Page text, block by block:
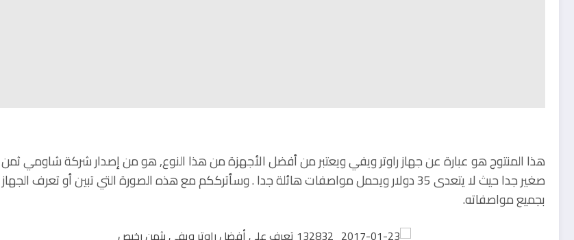
هذا المنتوج هو عبارة عن جهاز راوتر ويفي ويعتبر من أفضل الأجهزة من هذا النوع, هو من إصدار شركة شاومي ثمن
صغير جدا حيث لا يتعدى 35 دولار ويحمل مواصفات هائلة جدا . وسأترككم مع هذه الصورة التي تبين أو تعرف الجهاز
بجميع مواصفاته.